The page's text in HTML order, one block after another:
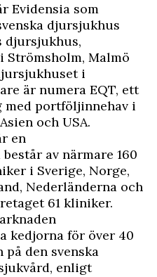
Evidensia som
djursjukhus
djursjukhus,
Malmö
i
är numera EQT, ett
med portföljinnehav i
och USA.
en
av närmare 160
i Sverige, Norge,
Nederländerna och
61 kliniker.
kedjorna för över 40
den svenska
enligt